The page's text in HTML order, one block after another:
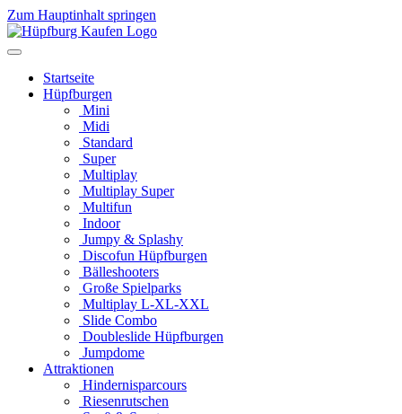
Zum Hauptinhalt springen
Startseite
Hüpfburgen
Mini
Midi
Standard
Super
Multiplay
Multiplay Super
Multifun
Indoor
Jumpy & Splashy
Discofun Hüpfburgen
Bälleshooters
Große Spielparks
Multiplay L-XL-XXL
Slide Combo
Doubleslide Hüpfburgen
Jumpdome
Attraktionen
Hindernisparcours
Riesenrutschen